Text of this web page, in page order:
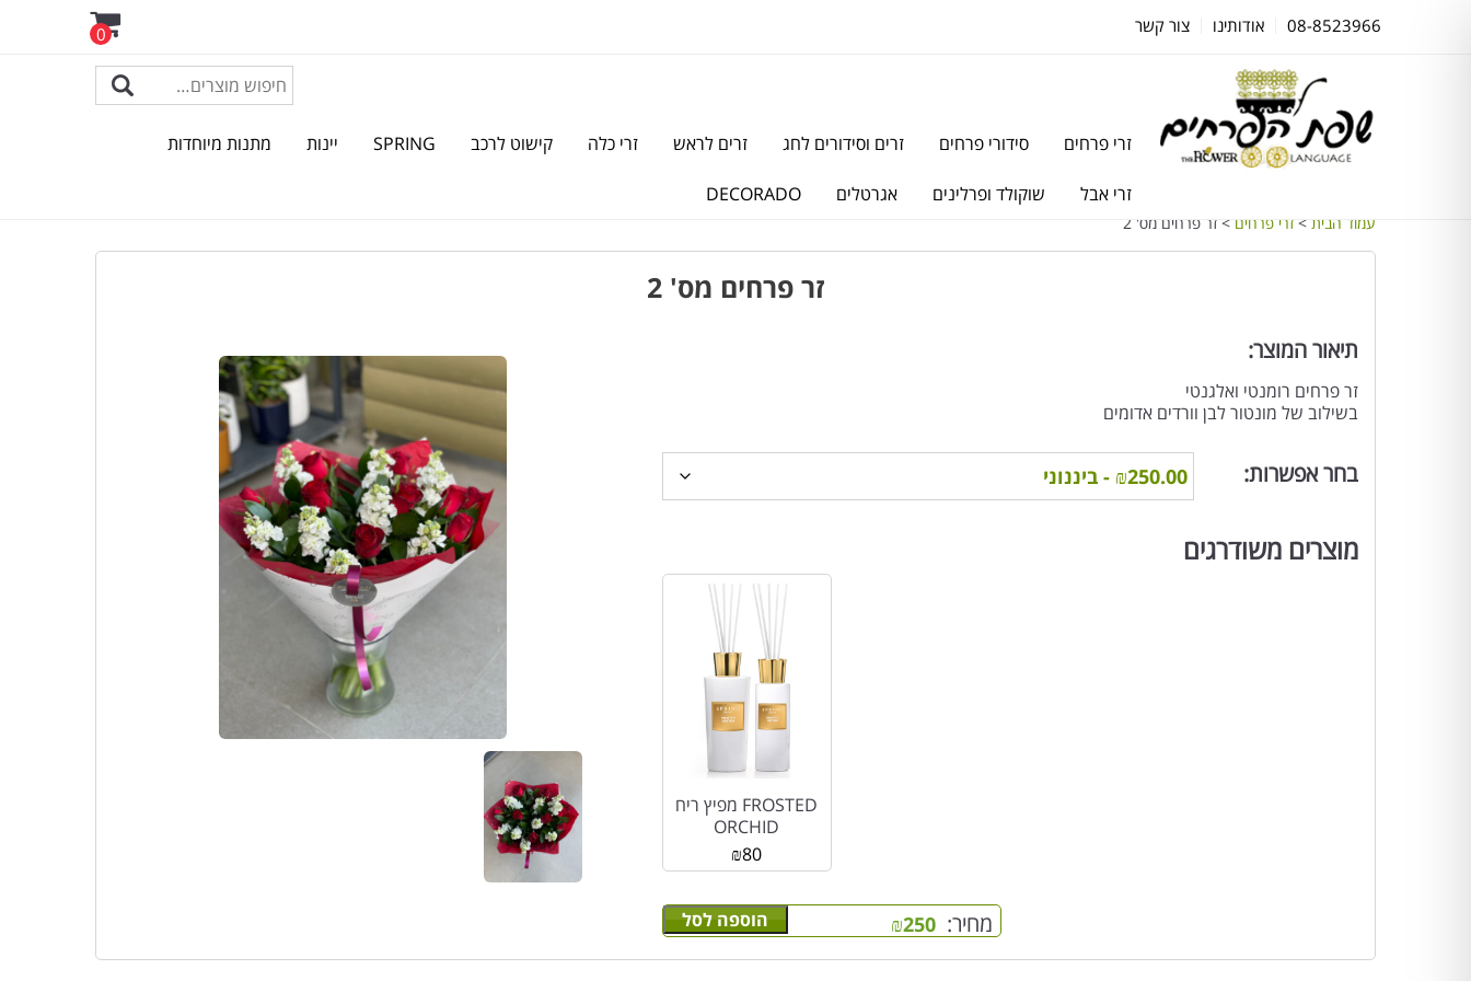
08-8523966 אודותינו צור קשר 0
זרי פרחים סידורי פרחים זרים וסידורים לחג זרים לראש זרי כלה קישוט לרכב SPRING יינות מתנות מיוחדות
זרי אבל שוקולד ופרלינים אגרטלים DECORADO
עמוד הבית > זרי פרחים > זר פרחים מס' 2
זר פרחים מס' 2
תיאור המוצר:
זר פרחים רומנטי ואלגנטי
בשילוב של מונטור לבן וורדים אדומים
בחר אפשרות:
מחיר: ₪250 הוספה לסל
מוצרים משודרגים
מפיץ ריח FROSTED
ORCHID
₪80